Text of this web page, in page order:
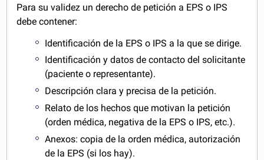
Para su validez un derecho de petición a EPS o IPS
debe contener:
Identificación de la EPS o IPS a la que se dirige.
Identificación y datos de contacto del solicitante
(paciente o representante).
Descripción clara y precisa de la petición.
Relato de los hechos que motivan la petición
(orden médica, negativa de la EPS o IPS, etc.).
Anexos: copia de la orden médica, autorización
de la EPS (si los hay).